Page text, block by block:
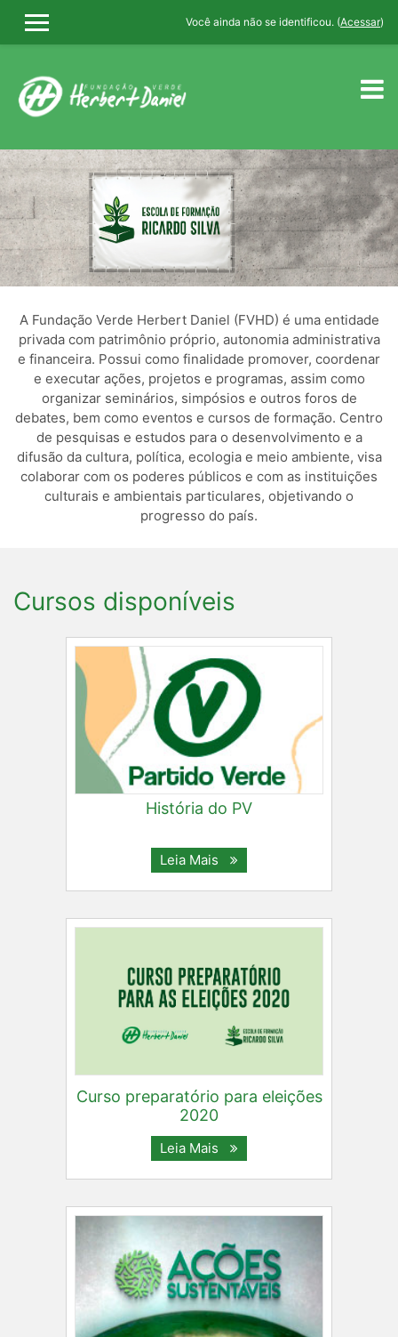
PAINEL LATERAL
Você ainda não se identificou. (Acessar)
A Fundação Verde Herbert Daniel (FVHD) é uma entidade
privada com patrimônio próprio, autonomia administrativa
e financeira. Possui como finalidade promover, coordenar
e executar ações, projetos e programas, assim como
organizar seminários, simpósios e outros foros de
debates, bem como eventos e cursos de formação. Centro
de pesquisas e estudos para o desenvolvimento e a
difusão da cultura, política, ecologia e meio ambiente, visa
colaborar com os poderes públicos e com as instituições
culturais e ambientais particulares, objetivando o
progresso do país.
Cursos disponíveis
História do PV
Leia Mais
Curso preparatório para eleições
2020
Leia Mais